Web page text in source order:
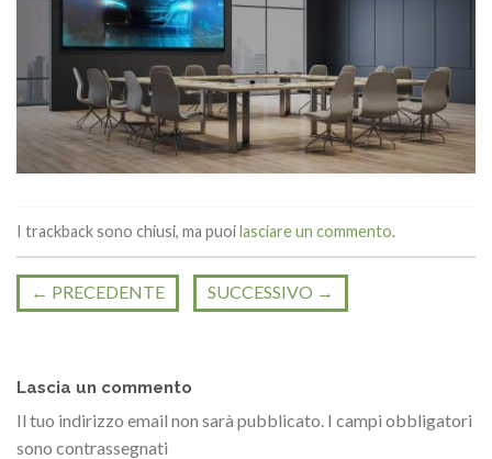
I trackback sono chiusi, ma puoilasciare un commento.
← PRECEDENTE SUCCESSIVO →
Lascia un commento
Il tuo indirizzo email non sarà pubblicato. I campi obbligatori
sono contrassegnati